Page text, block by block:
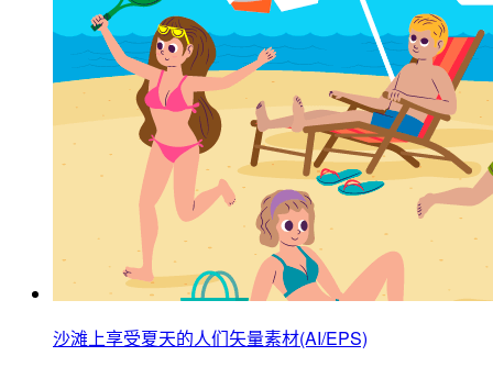
沙滩上享受夏天的人们矢量素材(AI/EPS)